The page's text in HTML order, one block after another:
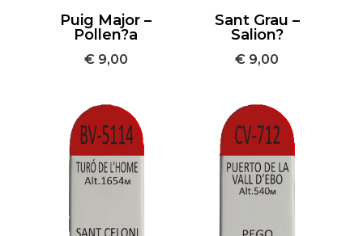
Puig Major –
Pollen?a
€ 9,00
Sant Grau –
Salion?
€ 9,00